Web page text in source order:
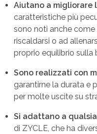
Aiutano a migliorare
caratteristiche più
sono noti anche come
riscaldarsi o ad
proprio equilibrio sulla
Sono realizzati con
garantirne la durata e
per molte uscite su
Si adattano a
di ZYCLE, che ha